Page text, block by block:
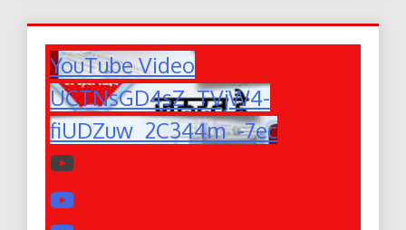
YouTube Video
UCTNsGD4sZ_TVjW4-
fiUDZuw_2C344m_-7ec